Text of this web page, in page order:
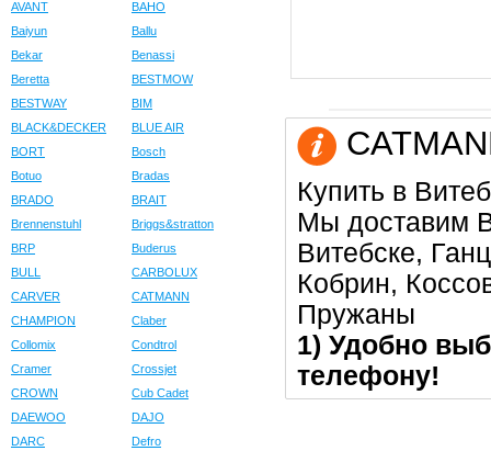
AVANT
BAHO
Baiyun
Ballu
Bekar
Benassi
Beretta
BESTMOW
BESTWAY
BIM
BLACK&DECKER
BLUE AIR
BORT
Bosch
Botuo
Bradas
BRADO
BRAIT
Brennenstuhl
Briggs&stratton
BRP
Buderus
BULL
CARBOLUX
CARVER
CATMANN
CHAMPION
Claber
Collomix
Condtrol
Cramer
Crossjet
CROWN
Cub Cadet
DAEWOO
DAJO
DARC
Defro
Купить в
Мы доставим
Витебске,
Кобрин,
Пружаны
1) Удобно
телефону!